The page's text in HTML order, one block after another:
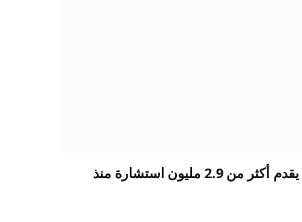
تطبيق “مرشدك الزراعي” يقدم أكثر من 2.9 مليون استشارة منذ